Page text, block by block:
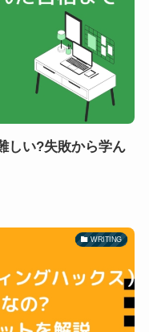
しい?失敗から学ん
WRITING